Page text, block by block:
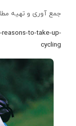
جمع آوری و تهیه
to-take-up-
cycling